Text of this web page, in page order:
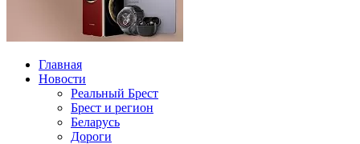
Главная
Новости
Реальный Брест
Брест и регион
Беларусь
Дороги